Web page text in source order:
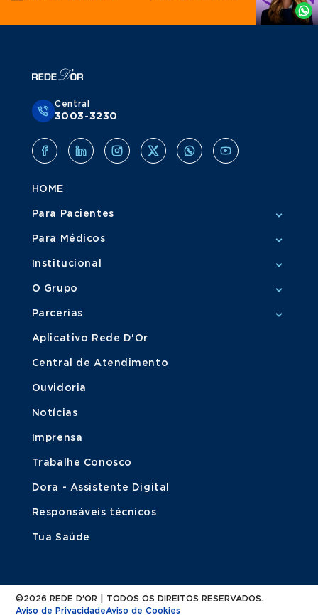
Whatsapp
Central
3003-3230
HOME
Para Pacientes
Para Médicos
Institucional
O Grupo
Parcerias
Aplicativo Rede D'Or
Central de Atendimento
Ouvidoria
Notícias
Imprensa
Trabalhe Conosco
Dora - Assistente Digital
Responsáveis técnicos
Tua Saúde
©2026 REDE D'OR | TODOS OS DIREITOS RESERVADOS.
Aviso de PrivacidadeAviso de Cookies